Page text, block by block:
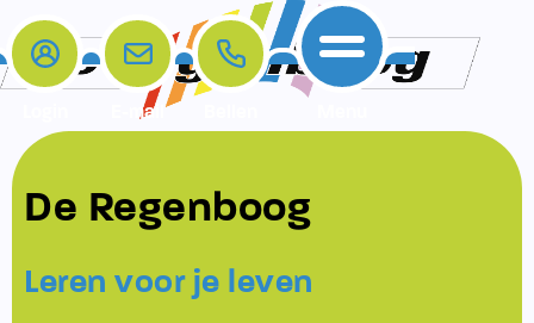
Home
De school
Opleiding en Stage
Ouders
Ouders
Contact
Contact
Samenwerkingen
Schoollogopedist
E-mail
De Regenboog
Leren voor je leven